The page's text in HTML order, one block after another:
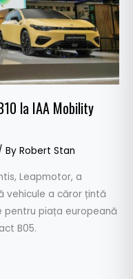
la IAA Mobility
By Robert Stan
Leapmotor, a
vehicule a căror țintă
pentru piața europeană
B05.